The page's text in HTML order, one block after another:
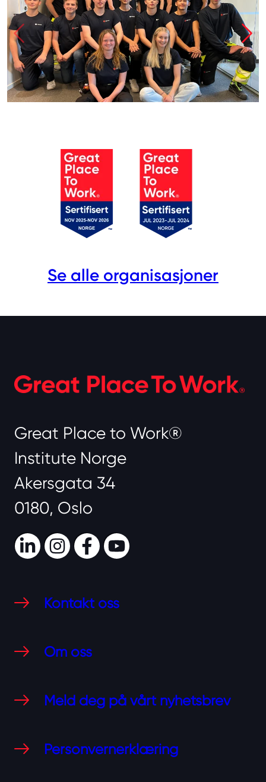
Se alle organisasjoner
Great Place to Work®
Institute Norge
Akersgata 34
0180, Oslo
Kontakt oss
Om oss
Meld deg på vårt nyhetsbrev
Personvernerklæring